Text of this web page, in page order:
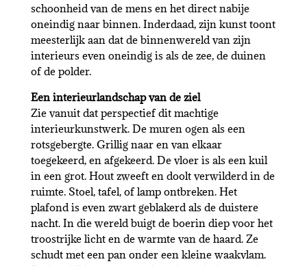
schoonheid van de mens en het direct nabije
oneindig naar binnen. Inderdaad, zijn kunst toont
meesterlijk aan dat de binnenwereld van zijn
interieurs even oneindig is als de zee, de duinen
of de polder.
Een interieurlandschap van de ziel
Zie vanuit dat perspectief dit machtige
interieurkunstwerk. De muren ogen als een
rotsgebergte. Grillig naar en van elkaar
toegekeerd, en afgekeerd. De vloer is als een kuil
in een grot. Hout zweeft en doolt verwilderd in de
ruimte. Stoel, tafel, of lamp ontbreken. Het
plafond is even zwart geblakerd als de duistere
nacht. In die wereld buigt de boerin diep voor het
troostrijke licht en de warmte van de haard. Ze
schudt met een pan onder een kleine waakvlam.